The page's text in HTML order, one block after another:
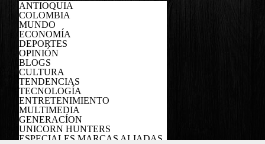
ANTIOQUIA
COLOMBIA
MUNDO
ECONOMÍA
DEPORTES
OPINIÓN
BLOGS
CULTURA
TENDENCIAS
TECNOLOGÍA
ENTRETENIMIENTO
MULTIMEDIA
GENERACÍON
UNICORN HUNTERS
ESPECIALES MARCAS ALIADAS